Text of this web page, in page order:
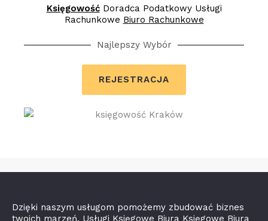
KsięgowośćDoradca Podatkowy Usługi
Rachunkowe Biuro Rachunkowe
Najlepszy Wybór
REJESTRACJA
Dzięki naszym usługom pomożemy zbudować biznes
twoich marzeń. Usługi Księgowe Biura Księgowe Biura